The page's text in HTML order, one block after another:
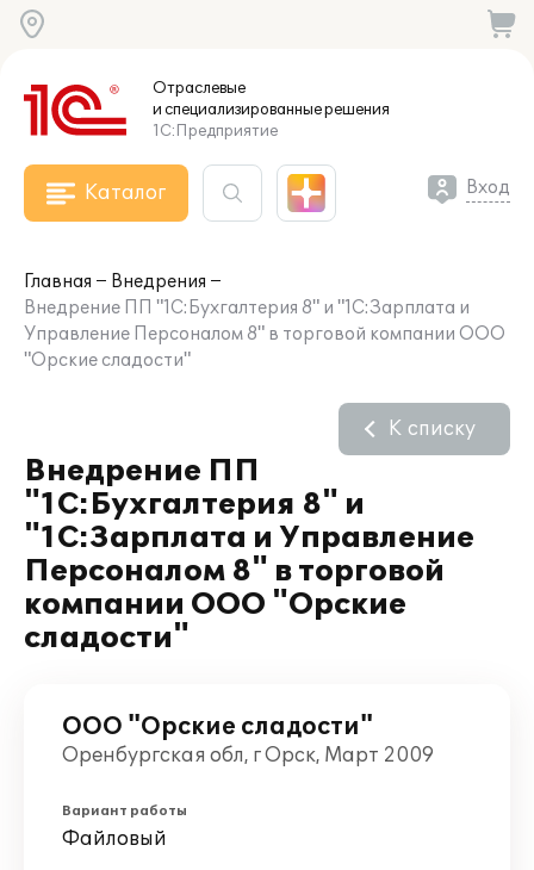
Отраслевые
и специализированныерешения
1С:Предприятие
Каталог Вход
Главная
Внедрения
Внедрение ПП "1С:Бухгалтерия 8" и "1С:Зарплата и
Управление Персоналом 8" в торговой компании ООО
"Орские сладости"
Внедрение ПП
"1С:Бухгалтерия 8" и
"1С:Зарплата и Управление
Персоналом 8" в торговой
компании ООО "Орские
сладости"
К списку
ООО "Орские сладости"
Оренбургская обл, г Орск, Март 2009
Вариант работы
Файловый